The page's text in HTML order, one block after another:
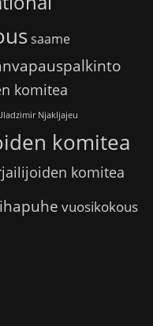
saame
komitea
Njakljajeu
komitea
komitea
vuosikokous